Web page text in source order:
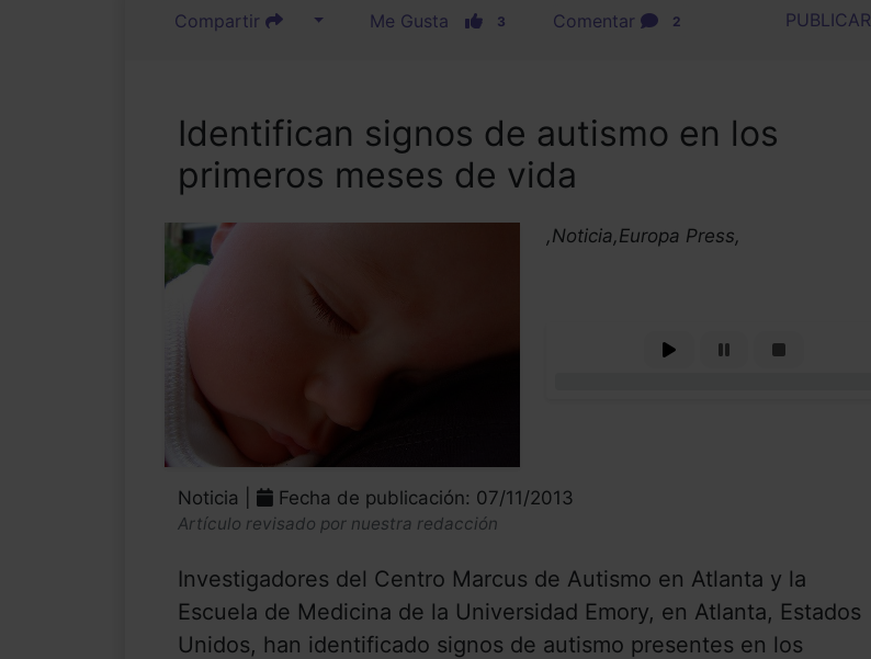
Compartir Me Gusta 3 Comentar 2 PUBLICAR
Identifican signos de autismo en los
primeros meses de vida
,Noticia,Europa Press,
Noticia | Fecha de publicación: 07/11/2013
Artículo revisado por nuestra redacción
Investigadores del Centro Marcus de Autismo en Atlanta y la
Escuela de Medicina de la Universidad Emory, en Atlanta, Estados
Unidos, han identificado signos de autismo presentes en los